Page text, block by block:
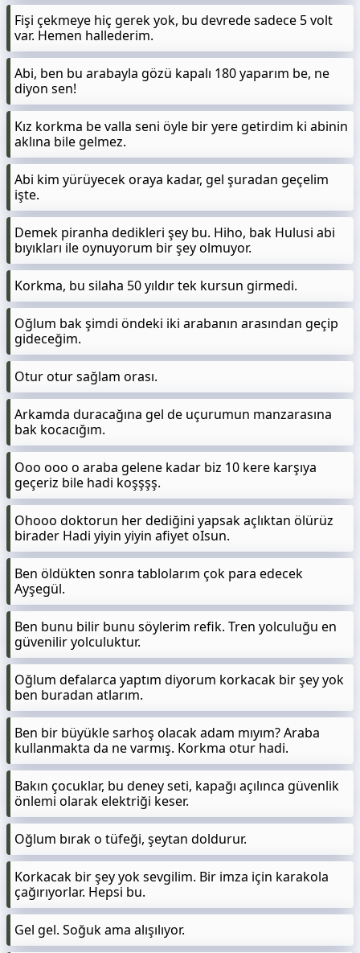
Fişi çekmeye hiç gerek yok, bu devrede sadece 5 volt
var. Hemen hallederim.
Abi, ben bu arabayla gözü kapalı 180 yaparım be, ne
diyon sen!
Kız korkma be valla seni öyle bir yere getirdim ki abinin
aklına bile gelmez.
Abi kim yürüyecek oraya kadar, gel şuradan geçelim
işte.
Demek piranha dedikleri şey bu. Hiho, bak Hulusi abi
bıyıkları ile oynuyorum bir şey olmuyor.
Korkma, bu silaha 50 yıldır tek kursun girmedi.
Oğlum bak şimdi öndeki iki arabanın arasından geçip
gideceğim.
Otur otur sağlam orası.
Arkamda duracağına gel de uçurumun manzarasına
bak kocacığım.
Ooo ooo o araba gelene kadar biz 10 kere karşıya
geçeriz bile hadi koşşşş.
Ohooo doktorun her dediğini yapsak açlıktan ölürüz
birader Hadi yiyin yiyin afiyet oIsun.
Ben öldükten sonra tablolarım çok para edecek
Ayşegül.
Ben bunu bilir bunu söylerim refik. Tren yolculuğu en
güvenilir yolculuktur.
Oğlum defalarca yaptım diyorum korkacak bir şey yok
ben buradan atlarım.
Ben bir büyükle sarhoş olacak adam mıyım? Araba
kullanmakta da ne varmış. Korkma otur hadi.
Bakın çocuklar, bu deney seti, kapağı açılınca güvenlik
önlemi olarak elektriği keser.
Oğlum bırak o tüfeği, şeytan doldurur.
Korkacak bir şey yok sevgilim. Bir imza için karakola
çağırıyorlar. Hepsi bu.
Gel gel. Soğuk ama alışılıyor.